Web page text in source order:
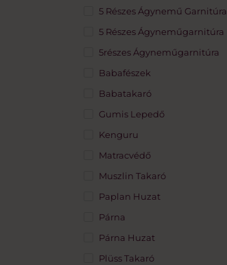
5 Részes Ágynemű Garnitúra
5 Részes Ágyneműgarnitúra
5részes Ágyneműgarnitúra
Babafészek
Babatakaró
Gumis Lepedő
Kenguru
Matracvédő
Muszlin Takaró
Paplan Huzat
Párna
Párna Huzat
Plüss Takaró